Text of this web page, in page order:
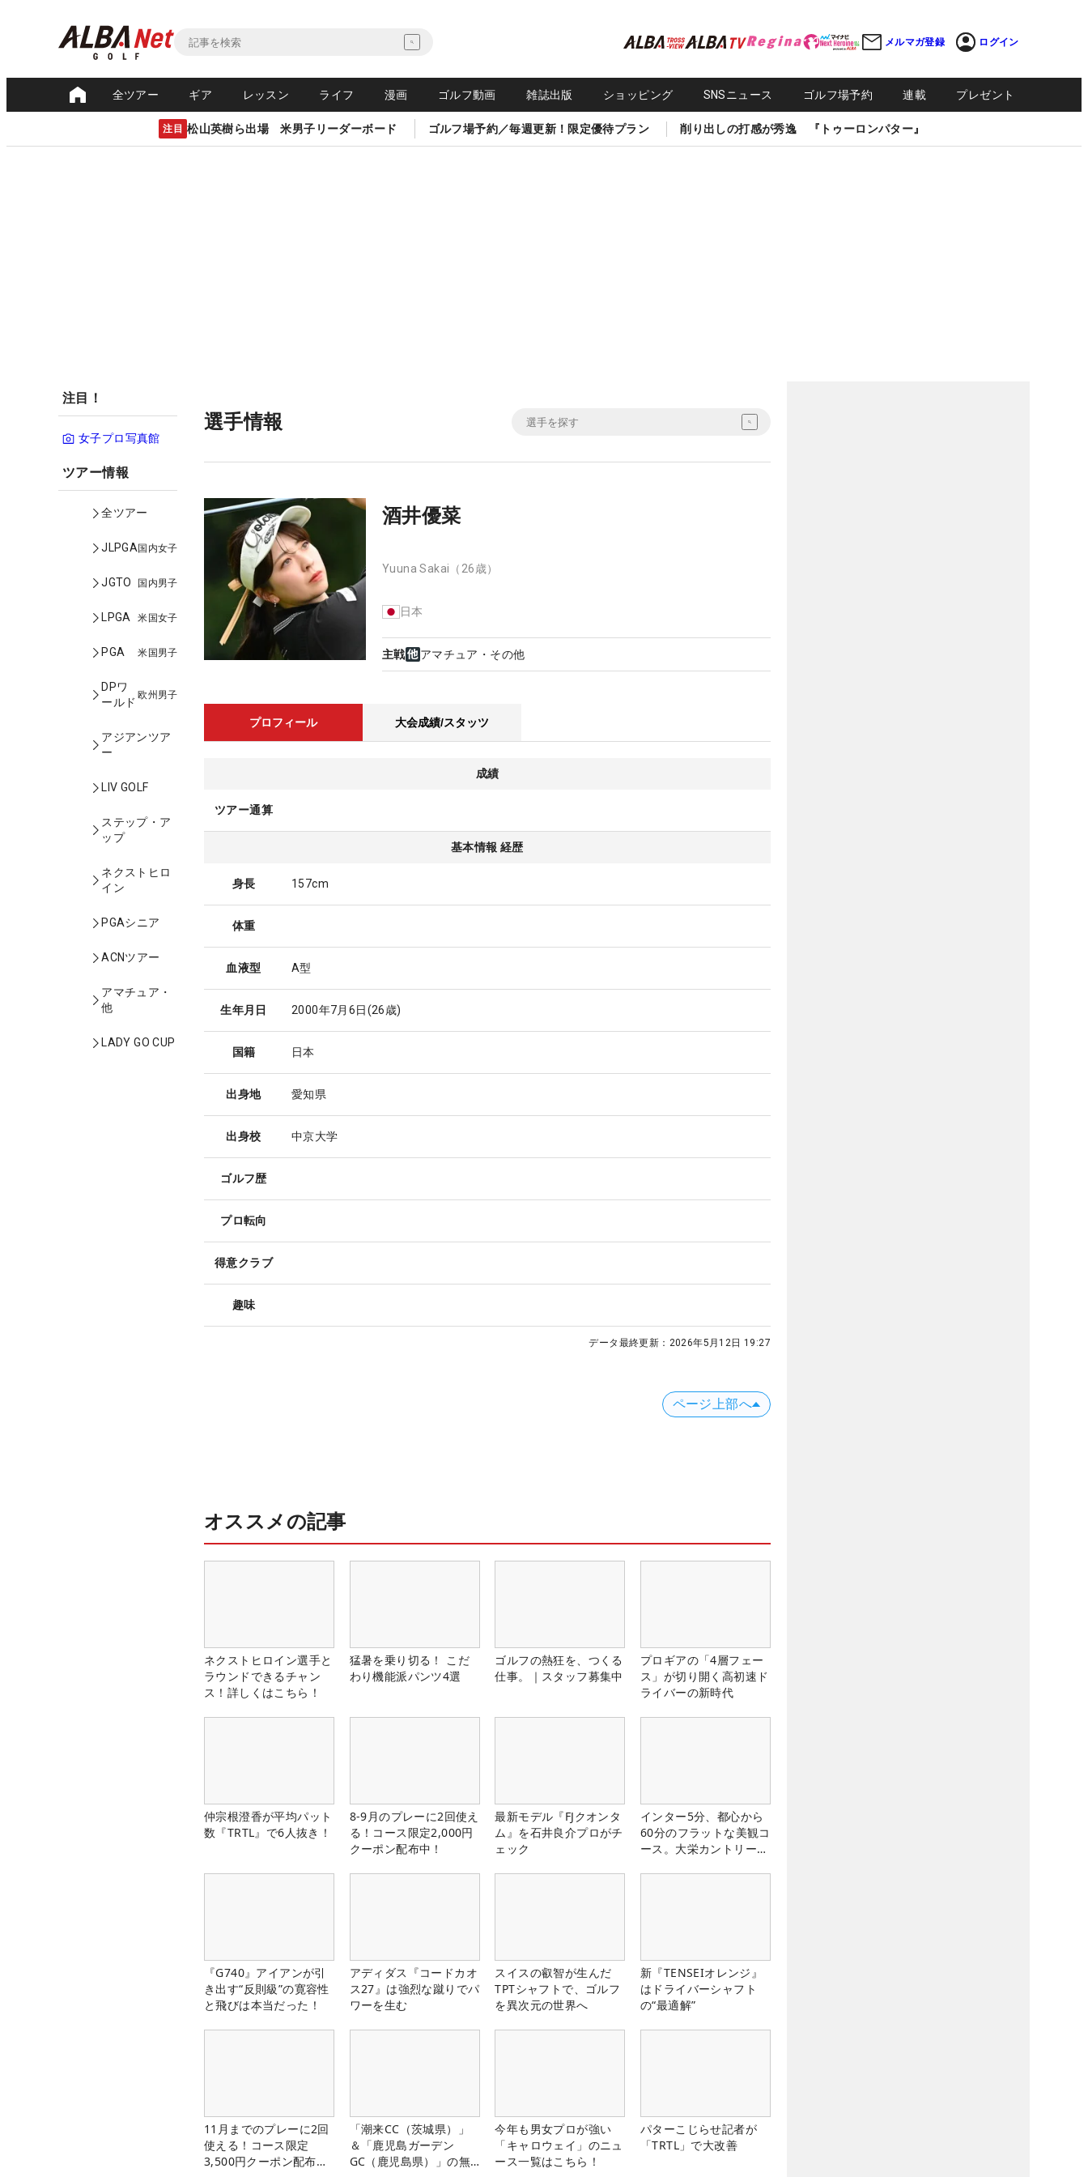
メルマガ登録 ログイン
全ツアー ギア レッスン ライフ 漫画 ゴルフ動画 雑誌出版 ショッピング SNSニュース ゴルフ場予約 連載 プレゼント
注目 松山英樹ら出場 米男子リーダーボード ゴルフ場予約／毎週更新！限定優待プラン 削り出しの打感が秀逸 『トゥーロンパター』
注目！
女子プロ写真館
ツアー情報
全ツアー
JLPGA国内女子
JGTO 国内男子
LPGA 米国女子
PGA 米国男子
DPワ
ールド
欧州男子
アジアンツア
ー
LIV GOLF
ステップ・ア
ップ
ネクストヒロ
イン
PGAシニア
ACNツアー
アマチュア・
他
LADY GO CUP
選手情報
酒井優菜
Yuuna Sakai （26歳）
日本
主戦 アマチュア・その他
プロフィール 大会成績/スタッツ
成績
ツアー通算
基本情報 経歴
身長 157cm
体重
血液型 A型
生年月日 2000年7月6日(26歳)
国籍 日本
出身地 愛知県
出身校 中京大学
ゴルフ歴
プロ転向
得意クラブ
趣味
データ最終更新： 2026年5月12日 19:27
ページ上部へ
オススメの記事
ネクストヒロイン選手と
ラウンドできるチャン
ス！詳しくはこちら！
猛暑を乗り切る！ こだ
わり機能派パンツ4選
ゴルフの熱狂を、つくる
仕事。｜スタッフ募集中
プロギアの「4層フェー
ス」が切り開く高初速ド
ライバーの新時代
仲宗根澄香が平均パット
数『TRTL』で6人抜き！
8-9月のプレーに2回使え
る！コース限定2,000円
クーポン配布中！
最新モデル『FJクオンタ
ム』を石井良介プロがチ
ェック
インター5分、都心から
60分のフラットな美観コ
ース。大栄カントリー俱
『G740』アイアンが引
き出す“反則級”の寛容性
と飛びは本当だった！
アディダス『コードカオ
ス27』は強烈な蹴りでパ
ワーを生む
スイスの叡智が生んだ
TPTシャフトで、ゴルフ
を異次元の世界へ
新『TENSEIオレンジ』
はドライバーシャフト
の“最適解”
11月までのプレーに2回
使える！コース限定
3,500円クーポン配布
「潮来CC（茨城県）」
＆「鹿児島ガーデン
GC（鹿児島県）」の無
今年も男女プロが強い
「キャロウェイ」のニュ
ース一覧はこちら！
パターこじらせ記者が
「TRTL」で大改善